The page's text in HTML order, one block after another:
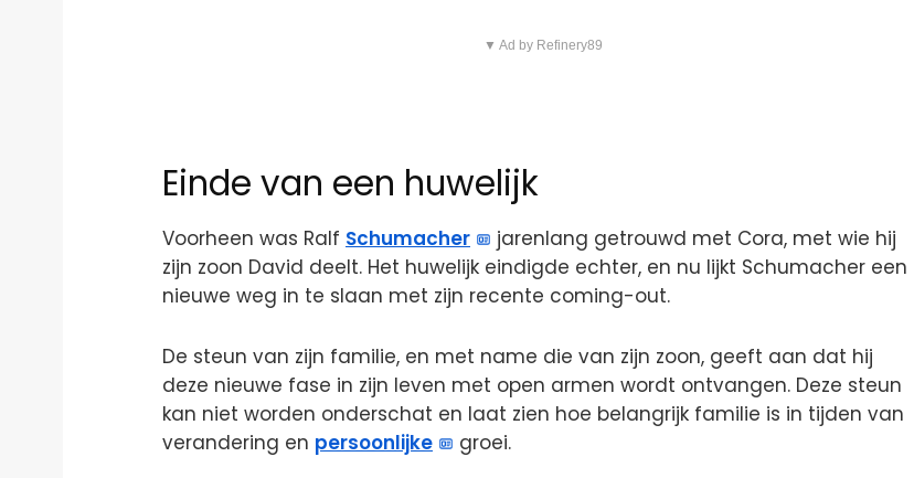
▼ Ad by Refinery89
Einde van een huwelijk
Voorheen was Ralf Schumacher
jarenlang getrouwd met Cora, met wie hij
zijn zoon David deelt. Het huwelijk eindigde echter, en nu lijkt Schumacher een
nieuwe weg in te slaan met zijn recente coming-out.
De steun van zijn familie, en met name die van zijn zoon, geeft aan dat hij
deze nieuwe fase in zijn leven met open armen wordt ontvangen. Deze steun
kan niet worden onderschat en laat zien hoe belangrijk familie is in tijden van
verandering en persoonlijke groei.